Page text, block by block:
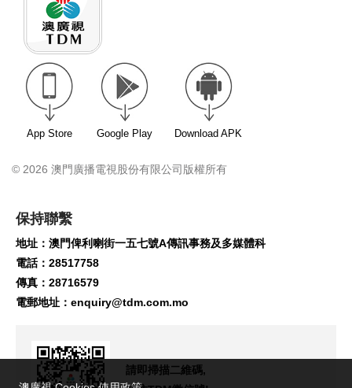
App Store Google Play Download APK
© 2026 澳門廣播電視股份有限公司版權所有
保持聯繫
地址：澳門俾利喇街一五七號A傳訊事務及多媒體科
電話：28517758
傳真：28716579
電郵地址： enquiry@tdm.com.mo
請即掃描二維碼,